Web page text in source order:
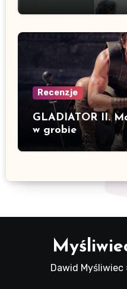
Recenzje
GLADIATOR II.
w grobie
Dawid Myśliwiec